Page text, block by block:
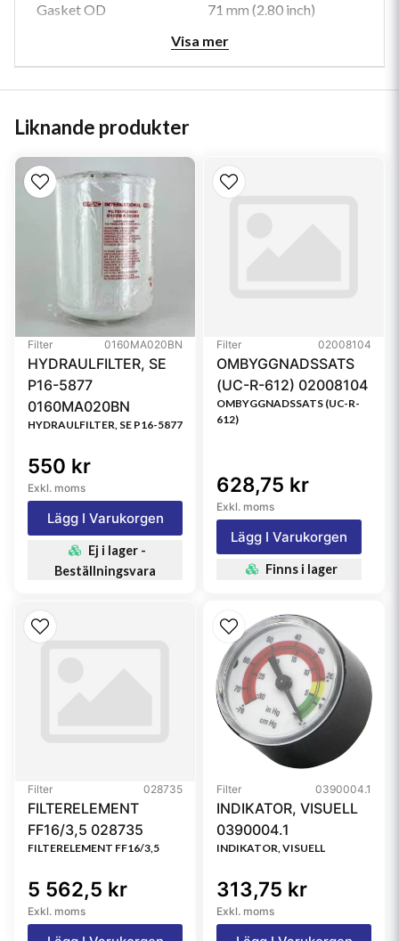
Gasket OD 71 mm (2.80 inch)
62 mm (2.44 inch)
Efficiency Beta 1000
Collapse Burst
Maximum Operating
Temperature
120 °C (248 °F)
Media Type
Primary Application
3595175M1
Referensfilter:
B7026, B7026MPG, HF28812, W1019, 3595175M1,
SPH9013, SH51026
Visa mer
Liknande produkter
Filter 0160MA020BN
HYDRAULFILTER, SE
P16-5877
0160MA020BN
HYDRAULFILTER, SE P16-5877
550 kr
Exkl. moms
Lägg I Varukorgen
Ej i lager -
Beställningsvara
Filter 02008104
OMBYGGNADSSATS
(UC-R-612) 02008104
OMBYGGNADSSATS (UC-R-
612)
628,75 kr
Exkl. moms
Lägg I Varukorgen
Finns i lager
Filter 028735
FILTERELEMENT
FF16/3,5 028735
FILTERELEMENT FF16/3,5
5 562,5 kr
Exkl. moms
Filter 0390004.1
INDIKATOR, VISUELL
0390004.1
INDIKATOR, VISUELL
313,75 kr
Exkl. moms